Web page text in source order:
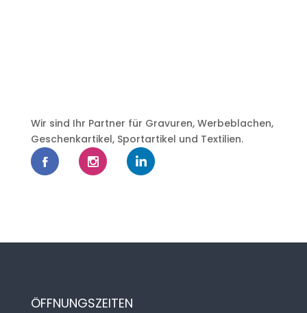
Wir sind Ihr Partner für Gravuren, Werbeblachen,
Geschenkartikel, Sportartikel und Textilien.
ÖFFNUNGSZEITEN